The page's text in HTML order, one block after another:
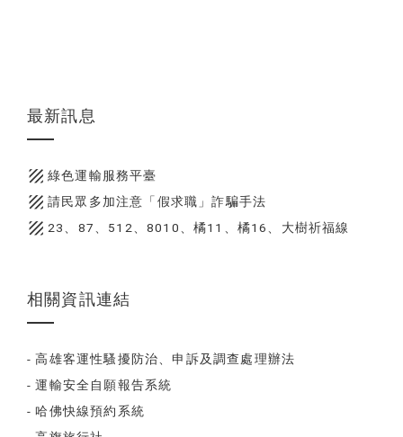
最新訊息
texture 綠色運輸服務平臺
texture 請民眾多加注意「假求職」詐騙手法
texture 23、87、512、8010、橘11、橘16、大樹祈福線
相關資訊連結
- 高雄客運性騷擾防治、申訴及調查處理辦法
- 運輸安全自願報告系統
- 哈佛快線預約系統